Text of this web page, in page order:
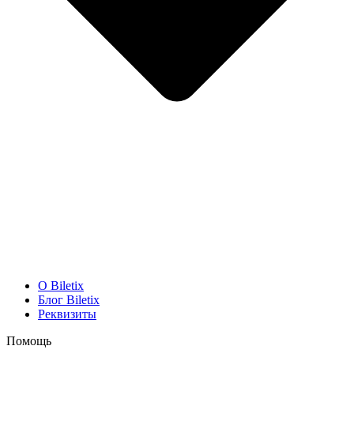
O Biletix
Блог Biletix
Реквизиты
Помощь